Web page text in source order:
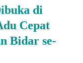
di
Cepat
Bidar se-